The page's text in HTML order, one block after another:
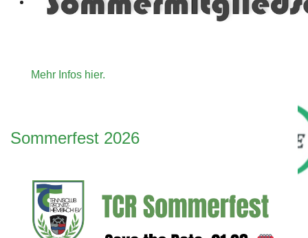
Mehr Infos hier.
Bei unserem Partner "Fitness Complete" erhalten
für das Fit bleiben.Mehr....
Sommerfest 2026